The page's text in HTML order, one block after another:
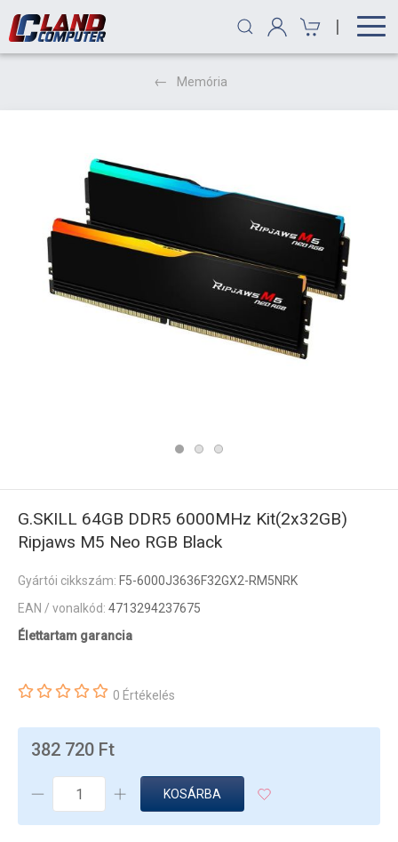
|
Memória
G.SKILL 64GB DDR5 6000MHz Kit(2x32GB)
Ripjaws M5 Neo RGB Black
Gyártói cikkszám: F5-6000J3636F32GX2-RM5NRK
EAN / vonalkód: 4713294237675
Élettartam garancia
0 Értékelés
382 720 Ft
KOSÁRBA